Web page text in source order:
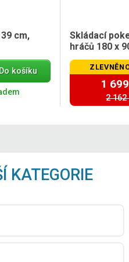
cm,
Do košíku
Skládací
hráčů 180 x
1
2 162
KATEGORIE